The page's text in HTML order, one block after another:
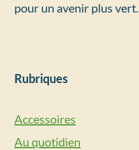
pour un avenir plus vert.
Rubriques
Accessoires
Au quotidien